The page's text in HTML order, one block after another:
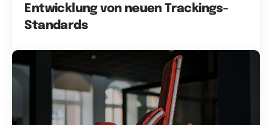
Entwicklung von neuen Trackings-
Standards